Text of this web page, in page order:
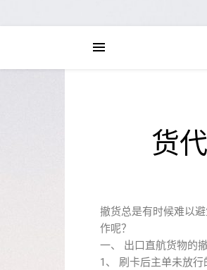
货
撤货总是有时候难以
作呢？
一、 出口直航货物的
1、 刷卡后主单未放行